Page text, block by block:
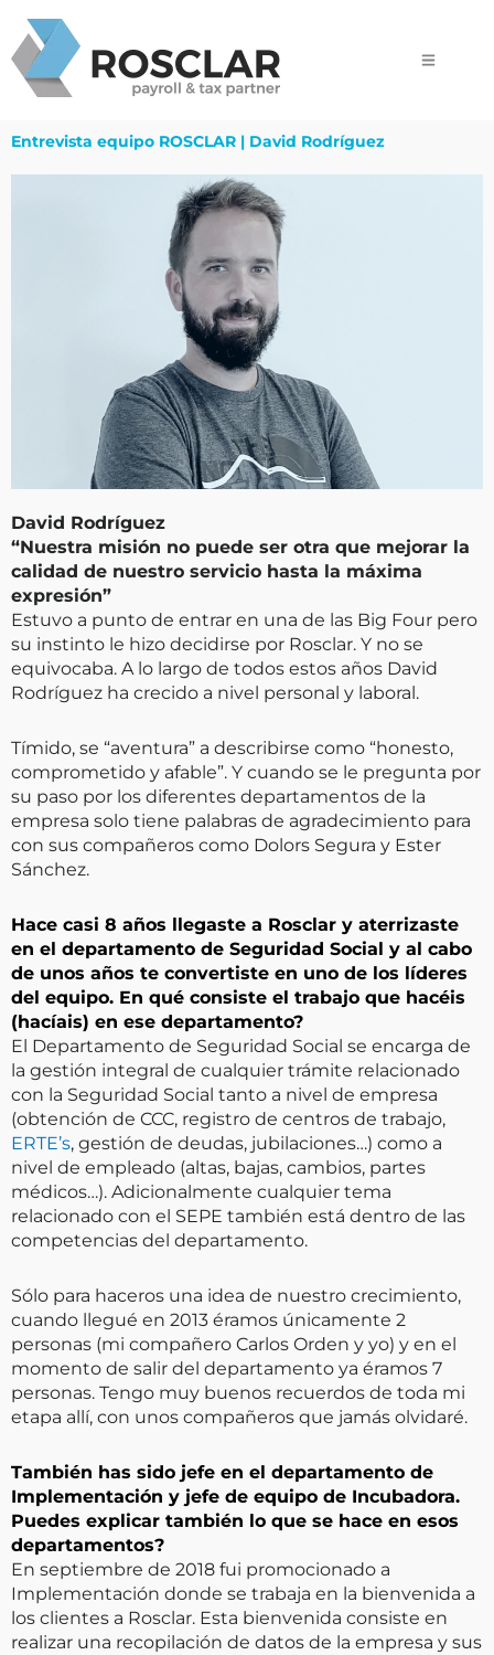
contenido
Entrevista equipo ROSCLAR | David Rodríguez
David Rodríguez
“Nuestra misión no puede ser otra que mejorar la
calidad de nuestro servicio hasta la máxima
expresión”
Estuvo a punto de entrar en una de las Big Four pero
su instinto le hizo decidirse por Rosclar. Y no se
equivocaba. A lo largo de todos estos años David
Rodríguez ha crecido a nivel personal y laboral.
Tímido, se “aventura” a describirse como “honesto,
comprometido y afable”. Y cuando se le pregunta por
su paso por los diferentes departamentos de la
empresa solo tiene palabras de agradecimiento para
con sus compañeros como Dolors Segura y Ester
Sánchez.
Hace casi 8 años llegaste a Rosclar y aterrizaste
en el departamento de Seguridad Social y al cabo
de unos años te convertiste en uno de los líderes
del equipo. En qué consiste el trabajo que hacéis
(hacíais) en ese departamento?
El Departamento de Seguridad Social se encarga de
la gestión integral de cualquier trámite relacionado
con la Seguridad Social tanto a nivel de empresa
(obtención de CCC, registro de centros de trabajo,
ERTE’s, gestión de deudas, jubilaciones…) como a
nivel de empleado (altas, bajas, cambios, partes
médicos…). Adicionalmente cualquier tema
relacionado con el SEPE también está dentro de las
competencias del departamento.
Sólo para haceros una idea de nuestro crecimiento,
cuando llegué en 2013 éramos únicamente 2
personas (mi compañero Carlos Orden y yo) y en el
momento de salir del departamento ya éramos 7
personas. Tengo muy buenos recuerdos de toda mi
etapa allí, con unos compañeros que jamás olvidaré.
También has sido jefe en el departamento de
Implementación y jefe de equipo de Incubadora.
Puedes explicar también lo que se hace en esos
departamentos?
En septiembre de 2018 fui promocionado a
Implementación donde se trabaja en la bienvenida a
los clientes a Rosclar. Esta bienvenida consiste en
realizar una recopilación de datos de la empresa y sus